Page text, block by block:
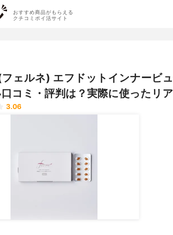
おすすめ商品がもらえる
クチコミポイ活サイト
ェルネ) エフドットインナービ
コミ・評判は？実際に使ったリ
3.06